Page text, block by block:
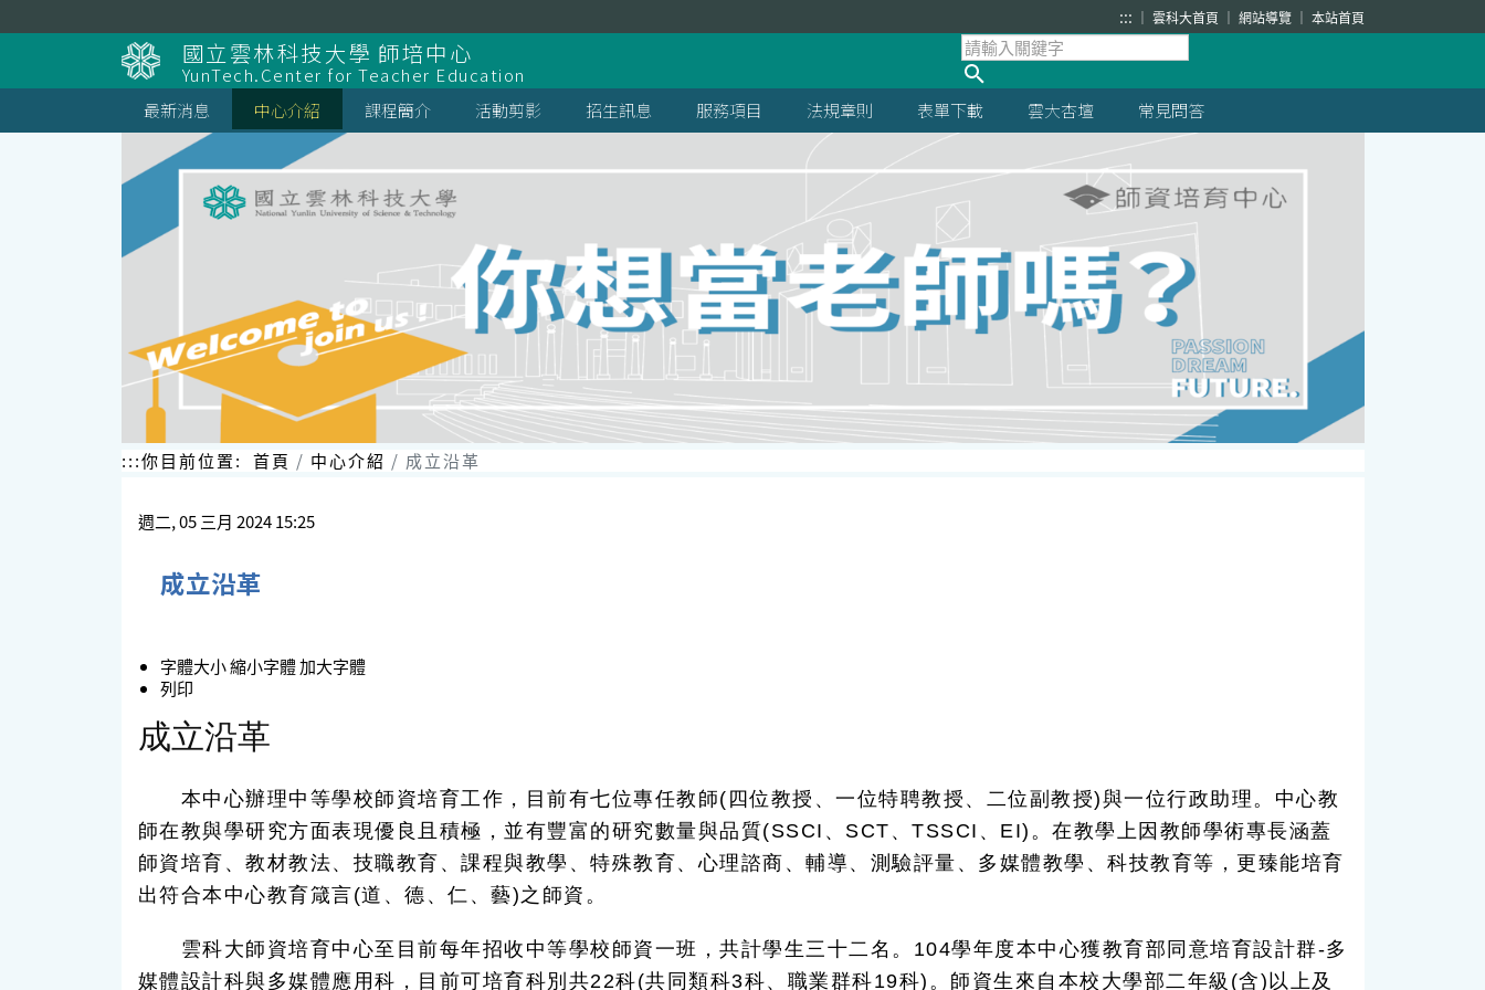
到
主
要
內
容
塊
::: 雲科大首頁 網站導覽 本站首頁
國立雲林科技大學 師培中心
YunTech.Center for Teacher Education
最新消息
中心介紹 課程簡介 活動剪影 招生訊息 服務項目 法規章則 表單下載 雲大杏壇 常見問答
:::你目前位置: 首頁 中心介紹 成立沿革
週二, 05 三月 2024 15:25
成立沿革
字體大小縮小字體加大字體
列印
成立沿革
本中心辦理中等學校師資培育工作，目前有七位專任教師(四位教授、一位特聘教授、二位副教授)與一位行政助理。中心教
師在教與學研究方面表現優良且積極，並有豐富的研究數量與品質(SSCI、SCT、TSSCI、EI)。在教學上因教師學術專長涵蓋
師資培育、教材教法、技職教育、課程與教學、特殊教育、心理諮商、輔導、測驗評量、多媒體教學、科技教育等，更臻能培育
出符合本中心教育箴言(道、德、仁、藝)之師資。
雲科大師資培育中心至目前每年招收中等學校師資一班，共計學生三十二名。104學年度本中心獲教育部同意培育設計群-多
媒體設計科與多媒體應用科，目前可培育科別共22科(共同類科3科、職業群科19科)。師資生來自本校大學部二年級(含)以上及